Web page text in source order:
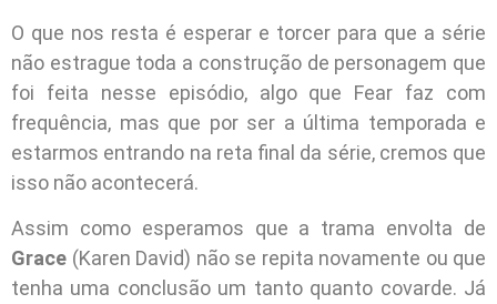
O que nos resta é esperar e torcer para que a série
não estrague toda a construção de personagem que
foi feita nesse episódio, algo que Fear faz com
frequência, mas que por ser a última temporada e
estarmos entrando na reta final da série, cremos que
isso não acontecerá.
Assim como esperamos que a trama envolta de
Grace (Karen David) não se repita novamente ou que
tenha uma conclusão um tanto quanto covarde. Já